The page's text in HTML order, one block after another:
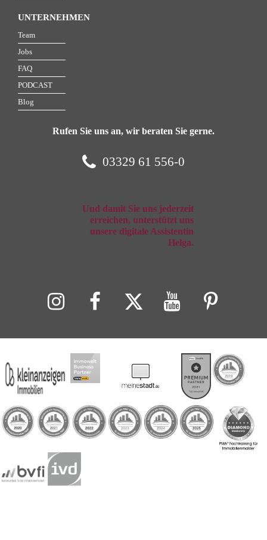
UNTERNEHMEN
Team
Jobs
FAQ
PODCAST
Blog
Rufen Sie uns an, wir beraten Sie gerne.
03329 61 556-0
Und damit Sie uns jederzeit
erreichen, unterstützt uns
unsere digitale Assistentin
Helga.